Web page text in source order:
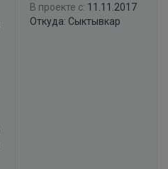
В проекте с: 11.11.2017
Откуда: Сыктывкар